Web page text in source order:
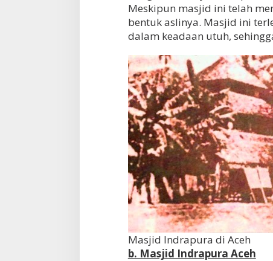
Meskipun masjid ini telah
bentuk aslinya. Masjid ini
dalam keadaan utuh,
Masjid Indrapura di Aceh
b. Masjid Indrapura Aceh